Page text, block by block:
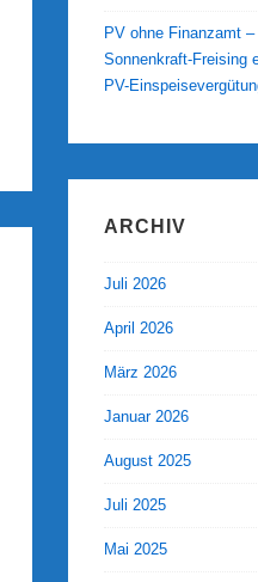
PV ohne Finanzamt
Sonnenkraft-Freising
PV-
ARCHIV
Juli 2026
April 2026
März 2026
Januar 2026
August 2025
Juli 2025
Mai 2025